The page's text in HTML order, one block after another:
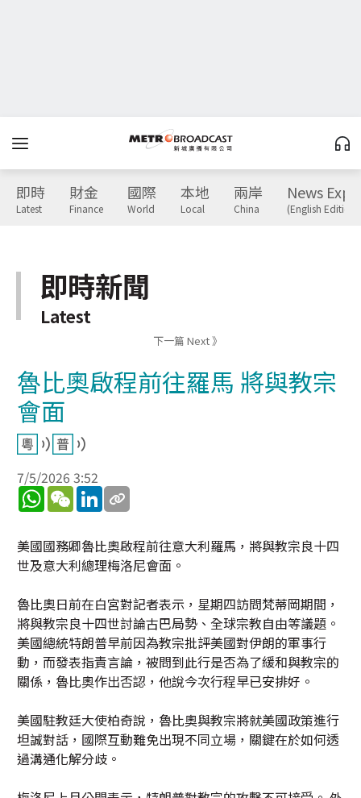
即時
Latest
財金
Finance
國際
World
本地
Local
兩岸
China
News
(English Edition)
即時新聞
Latest
下一篇 Next 》
魯比奧啟程前往羅馬 將與教宗
會面
7/5/2026 3:52
WhatsApp
WeChatLinkedIn
美國國務卿魯比奧啟程前往意大利羅馬，將與教宗良十四
世及意大利總理梅洛尼會面。
魯比奧日前在白宮對記者表示，星期四訪問梵蒂岡期間，
將與教宗良十四世討論古巴局勢、全球宗教自由等議題。
美國總統特朗普早前因為教宗批評美國對伊朗的軍事行
動，而發表指責言論，被問到此行是否為了緩和與教宗的
關係，魯比奧作出否認，他說今次行程早已安排好。
美國駐教廷大使柏奇說，魯比奧與教宗將就美國政策進行
坦誠對話，國際互動難免出現不同立場，關鍵在於如何透
過溝通化解分歧。